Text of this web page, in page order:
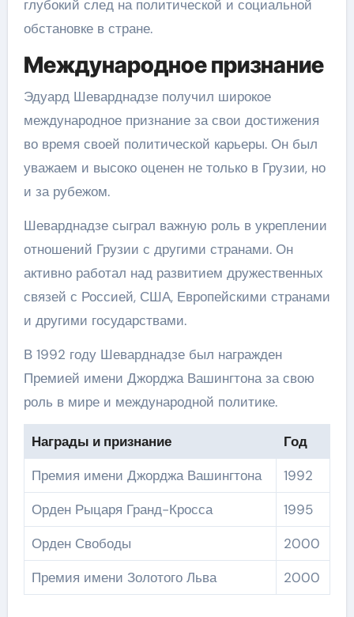
глубокий след на политической и социальной
обстановке в стране.
Международное признание
Эдуард Шеварднадзе получил широкое
международное признание за свои достижения
во время своей политической карьеры. Он был
уважаем и высоко оценен не только в Грузии, но
и за рубежом.
Шеварднадзе сыграл важную роль в укреплении
отношений Грузии с другими странами. Он
активно работал над развитием дружественных
связей с Россией, США, Европейскими странами
и другими государствами.
В 1992 году Шеварднадзе был награжден
Премией имени Джорджа Вашингтона за свою
роль в мире и международной политике.
Награды и признание
Год
Премия имени Джорджа Вашингтона
1992
Орден Рыцаря Гранд-Кросса
1995
Орден Свободы
2000
Премия имени Золотого Льва
2000